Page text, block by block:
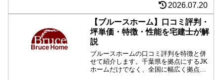
得。デザイン性の高い実例は、木のぬく
もりを感じられ好印象。ログハウスや薪
ストーブ、中庭や露天風呂など、まさに
自由なプランニングに期待。自社大工施
工という安心感もまる。
2026.07.20
【ブルースホーム】口コミ評判・
坪単価・特徴・性能を宅建士が解
説
ブルースホームの口コミ評判を特徴と併
せて紹介します。千葉県を拠点にするJK
ホームだけでなく、全国に幅広く拠点を